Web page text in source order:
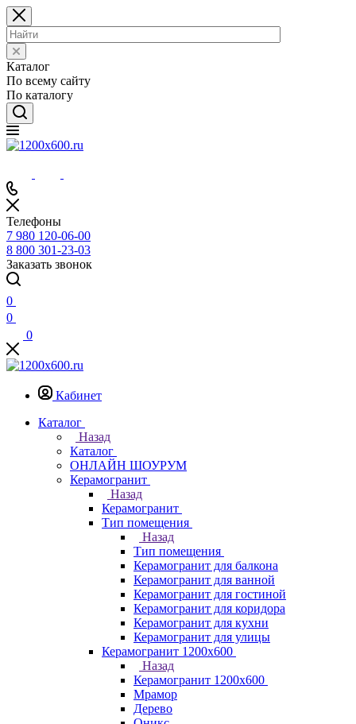
Каталог
По всему сайту
По каталогу
Телефоны
7 980 120-06-00
8 800 301-23-03
Заказать звонок
0
0
0
Кабинет
Каталог
Назад
Каталог
ОНЛАЙН ШОУРУМ
Керамогранит
Назад
Керамогранит
Тип помещения
Назад
Тип помещения
Керамогранит для балкона
Керамогранит для ванной
Керамогранит для гостиной
Керамогранит для коридора
Керамогранит для кухни
Керамогранит для улицы
Керамогранит 1200х600
Назад
Керамогранит 1200х600
Мрамор
Дерево